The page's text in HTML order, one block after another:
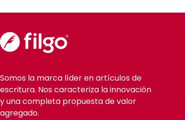
Somos la marca líder en artículos de
escritura. Nos caracteriza la innovación
y una completa propuesta de valor
agregado.